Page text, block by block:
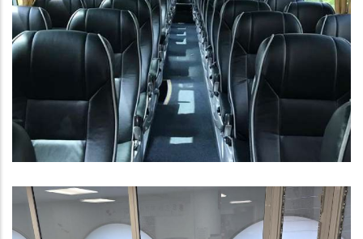
Subvenció De La Diputació De
Tarragona Per Al Programa De
Mobilitat Del Consell Comarcal
Educació